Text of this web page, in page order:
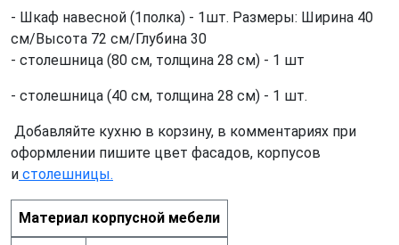
- Шкаф навесной (1полка) - 1шт. Размеры: Ширина 40
см/Высота 72 см/Глубина 30
- столешница (80 см, толщина 28 см) - 1 шт
- столешница (40 см, толщина 28 см) - 1 шт.
Добавляйте кухню в корзину, в комментариях при
оформлении пишите цвет фасадов, корпусов
и столешницы.
Материал корпусной мебели